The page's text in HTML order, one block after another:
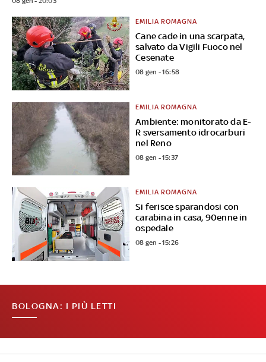
Cane cade in una scarpata,
salvato da Vigili Fuoco nel
Cesenate
EMILIA ROMAGNA
08 gen - 16:58
Ambiente: monitorato da E-
R sversamento idrocarburi
nel Reno
EMILIA ROMAGNA
08 gen - 15:37
Si ferisce sparandosi con
carabina in casa, 90enne in
ospedale
EMILIA ROMAGNA
08 gen - 15:26
BOLOGNA: I PIÙ LETTI